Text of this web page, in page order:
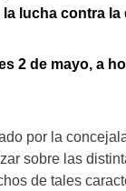
lucha contra
2 de mayo, a
por la
sobre las
de tales